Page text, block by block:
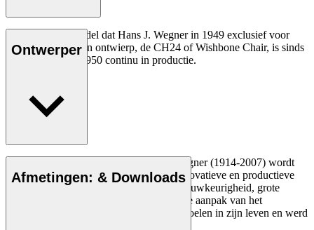
Het allereerste model dat Hans J. Wegner in 1949 exclusief voor
Carl Hansen & Søn ontwierp, de CH24 of Wishbone Chair, is sinds
de introductie in 1950 continu in productie.
Ontwerper
De Deense meubelontwerper Hans J. Wegner (1914-2007) wordt
gezien als een van de meest creatieve, innovatieve en productieve
ontwerpers aller tijden, bekend om zijn nauwkeurigheid, grote
inzicht in vakmanschap en compromisloze aanpak van het
ontwerpen. Wegner ontwierp bijna 500 stoelen in zijn leven en werd
Afmetingen: & Downloads